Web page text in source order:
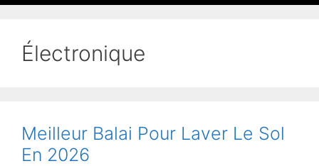
Électronique
Meilleur Balai Pour Laver Le Sol
En 2026